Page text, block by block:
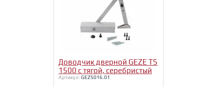
Доводчик дверной GEZE TS
1500 с тягой, серебристый
Артикул: GEZ5016.01